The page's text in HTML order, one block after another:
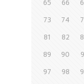
65
66
73
74
81
82
89
90
97
98